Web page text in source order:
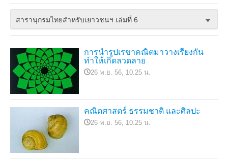
สารานุกรมไทยสำหรับเยาวชนฯ เล่มที่ 6
การนำรูปเรขาคณิตมาวางเรียงกัน
ทำให้เกิดลวดลาย
26 พ.ย. 56, 10.25 น.
คณิตศาสตร์ ธรรมชาติ และศิลปะ
26 พ.ย. 56, 10.25 น.